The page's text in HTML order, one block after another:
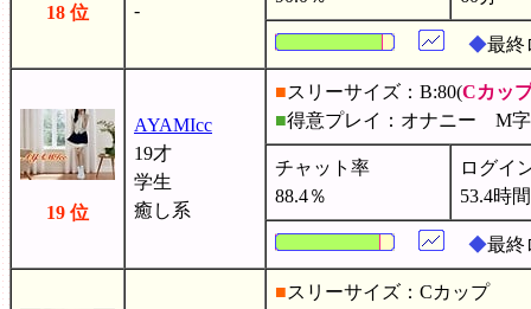
18 位
-
◆最終
19 位
AYAMIcc
19才
学生
癒し系
■スリーサイズ：B:80(Cカッ
■得意プレイ：オナニー M
チャット率
88.4％
ログイ
53.4時間
◆最終
■スリーサイズ：Cカップ